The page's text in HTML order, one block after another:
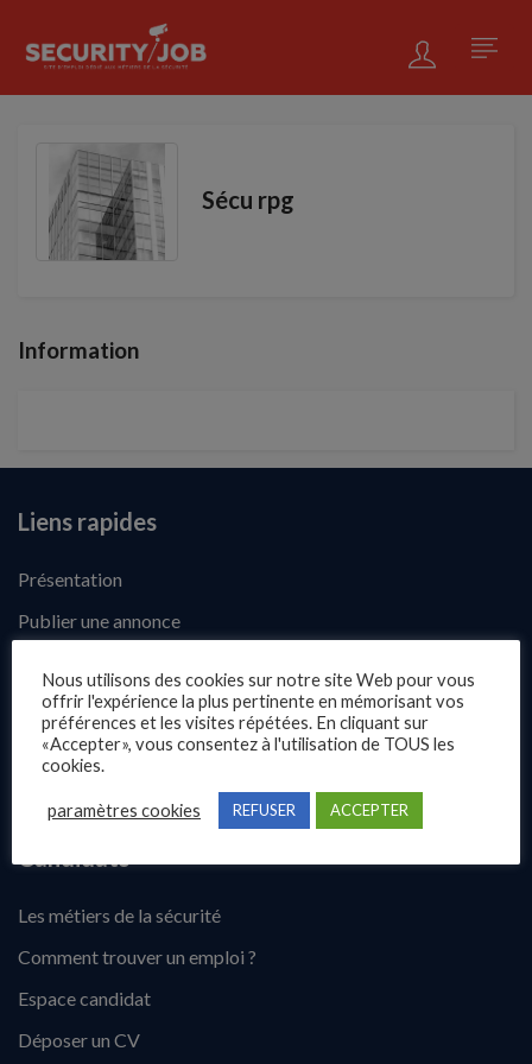
Sécu rpg
Information
Liens rapides
Présentation
Publier une annonce
Questions fréquentes
Blog
Candidats
Les métiers de la sécurité
Comment trouver un emploi ?
Espace candidat
Déposer un CV
Nous utilisons des cookies sur notre site Web pour vous
offrir l'expérience la plus pertinente en mémorisant vos
préférences et les visites répétées. En cliquant sur
«Accepter», vous consentez à l'utilisation de TOUS les
cookies.
paramètres cookies REFUSER ACCEPTER